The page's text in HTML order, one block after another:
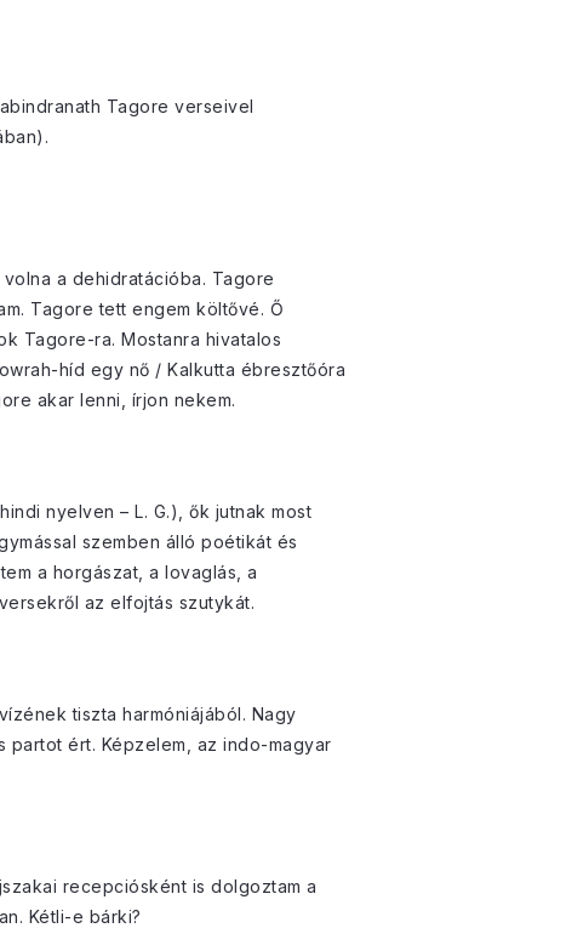
Tagore verseivel
a dehidratációba. Tagore
Tagore tett engem költővé. Ő
Tagore-ra. Mostanra hivatalos
híd egy nő / Kalkutta ébresztőóra
akar lenni, írjon nekem.
nyelven – L. G.), ők jutnak most
szemben álló poétikát és
a horgászat, a lovaglás, a
az elfojtás szutykát.
tiszta harmóniájából. Nagy
ért. Képzelem, az indo-magyar
recepciósként is dolgoztam a
Kétli-e bárki?